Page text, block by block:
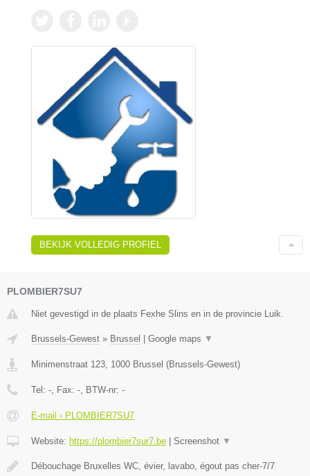
BEKIJK VOLLEDIG PROFIEL
PLOMBIER7SU7
Niet gevestigd in de plaats Fexhe Slins en in de provincie Luik.
Brussels-Gewest » Brussel | Google maps ▼
Minimenstraat 123 1000 Brussel (Brussels-Gewest)
Tel: - , Fax: - , BTW-nr: -
E-mail › PLOMBIER7SU7
Website: https://plombier7sur7.be | Screenshot ▼
Débouchage Bruxelles WC, évier, lavabo, égout pas cher-7/7